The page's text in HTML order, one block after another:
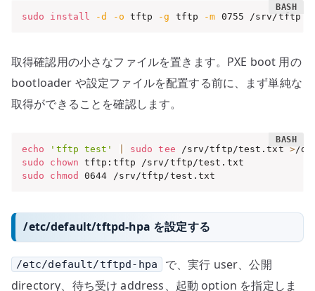
sudo install -d -o tftp -g tftp -m 0755 /srv/tftp
取得確認用の小さなファイルを置きます。PXE boot 用の
bootloader や設定ファイルを配置する前に、まず単純な
取得ができることを確認します。
echo 'tftp test' sudo tee /srv/tftp/test.txt >
sudo
chown
sudo
chmod 0644 /srv/tftp/test.txt
/etc/default/tftpd-hpa を設定する
/etc/default/tftpd-hpa
で、実行 user、公開
directory、待ち受け address、起動 option を指定しま